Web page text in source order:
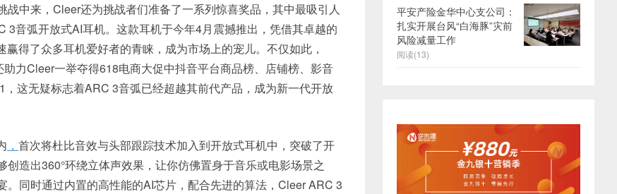
战中来，Cleer还为挑战者们准备了一系列惊喜奖品，其中最吸引人
3音弧开放式AI耳机。这款耳机于今年4月震撼推出，凭借其卓越的
得了众多耳机爱好者的青睐，成为市场上的宠儿。不仅如此，
力Cleer一举夺得618电商大促中抖音平台商品榜、店铺榜、影音
，这无疑标志着ARC 3音弧已经超越其前代产品，成为新一代开放
， 首次将杜比音效与头部跟踪技术加入到开放式耳机中，突破了开
创造出360°环绕立体声效果，让你仿佛置身于音乐或电影场景之
。同时通过内置的高性能的AI芯片，配合先进的算法，Cleer ARC 3
平安产险金华中心支公司：
扎实开展台风“白海豚”灾前
风险减量工作
阅读(13)